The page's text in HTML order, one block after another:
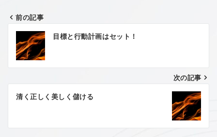
投
稿
ナ
ゲ
シ
前の記事
目標と行動計画はセット！
次の記事
清く正しく美しく儲ける